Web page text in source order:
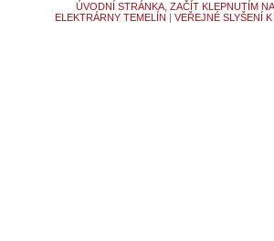
ÚVODNÍ STRÁNKA, ZAČÍT KLEPNUTÍM
ELEKTRÁRNY TEMELÍN | VEŘEJNÉ SLYŠENÍ